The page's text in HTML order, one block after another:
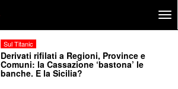
Sul Titanic
Derivati rifilati a Regioni, Province e
Comuni: la Cassazione ‘bastona’ le
banche. E la Sicilia?